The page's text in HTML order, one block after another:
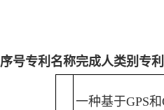
序号专利名称完成人类别 专
一种基于GPS和